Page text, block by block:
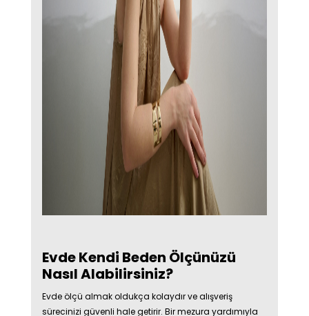
Evde Kendi Beden Ölçünüzü
Nasıl Alabilirsiniz?
Evde ölçü almak oldukça kolaydır ve alışveriş
sürecinizi güvenli hale getirir. Bir mezura yardımıyla